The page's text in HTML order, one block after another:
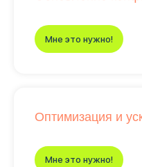
Мне это нужно!
Оптимизация и
Мне это нужно!